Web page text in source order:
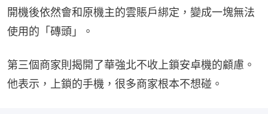
開機後依然會和原機主的雲賬戶綁定，變成一塊無法
使用的「磚頭」。
第三個商家則揭開了華強北不收上鎖安卓機的顧慮。
他表示，上鎖的手機，很多商家根本不想碰。